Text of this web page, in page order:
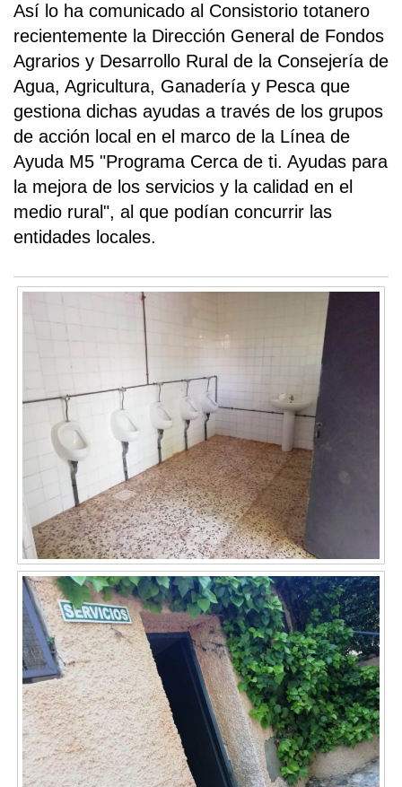
Así lo ha comunicado al Consistorio totanero
recientemente la Dirección General de Fondos
Agrarios y Desarrollo Rural de la Consejería de
Agua, Agricultura, Ganadería y Pesca que
gestiona dichas ayudas a través de los grupos
de acción local en el marco de la Línea de
Ayuda M5 "Programa Cerca de ti. Ayudas para
la mejora de los servicios y la calidad en el
medio rural", al que podían concurrir las
entidades locales.